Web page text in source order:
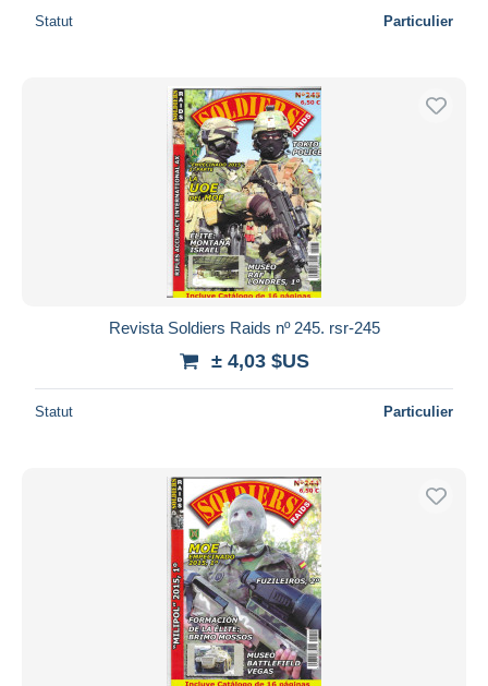
Statut Particulier
Revista Soldiers Raids nº 245. rsr-245
± 4,03 $US
Statut Particulier